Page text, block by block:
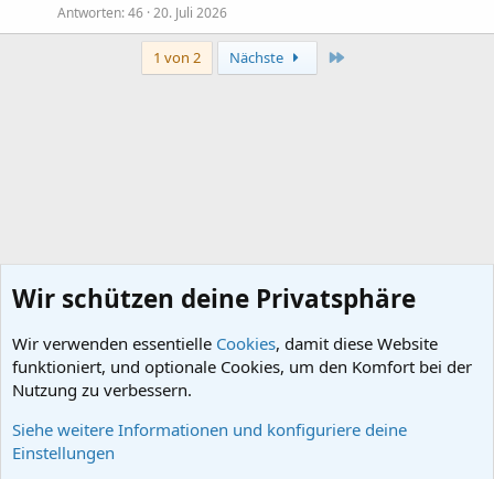
Antworten 46 20. Juli 2026
1 von 2 Nächste
Foren
Wir schützen deine Privatsphäre
Wir verwenden essentielle Cookies, damit diese Website
funktioniert, und optionale Cookies, um den Komfort bei der
Nutzung zu verbessern.
Siehe weitere Informationen und konfiguriere deine
Einstellungen